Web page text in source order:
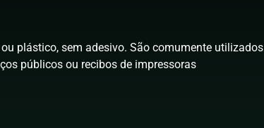
plástico, sem adesivo. São comumente utilizados
públicos ou recibos de impressoras